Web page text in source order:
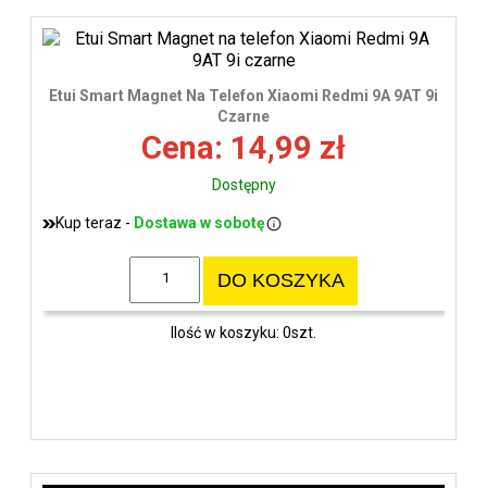
Etui Smart Magnet Na Telefon Xiaomi Redmi 9A 9AT 9i
Czarne
Cena: 14,99 zł
Dostępny
Kup teraz - Dostawa w sobotę
DO KOSZYKA
Ilość w koszyku: 0szt.